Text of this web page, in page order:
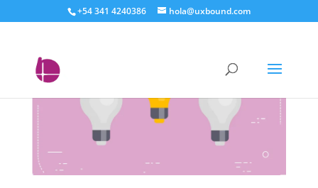
+54 341 4240386 hola@uxbound.com